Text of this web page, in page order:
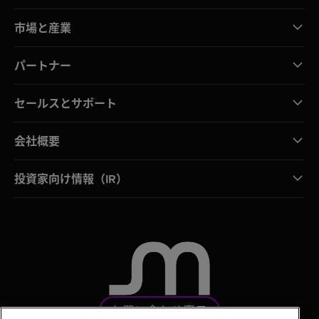
市場と産業
パートナー
セールスとサポート
会社概要
投資家向け情報（IR）
お問い合わせ窓口